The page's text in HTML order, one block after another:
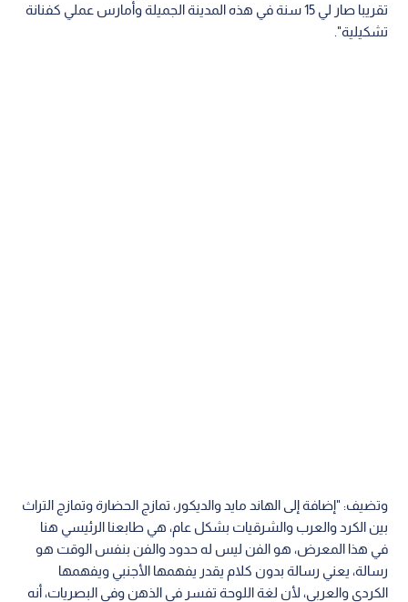
تقريبا صار لي 15 سنة في هذه المدينة الجميلة وأمارس عملي كفنانة
تشكيلية".
وتضيف: "إضافة إلى الهاند مايد والديكور، تمازج الحضارة وتمازج التراث
بين الكرد والعرب والشرقيات بشكل عام، هي طابعنا الرئيسي هنا
في هذا المعرض، هو الفن ليس له حدود والفن بنفس الوقت هو
رسالة، يعني رسالة بدون كلام يقدر يفهمها الأجنبي ويفهمها
الكردي والعربي، لأن لغة اللوحة تفسر في الذهن وفي البصريات، أنه